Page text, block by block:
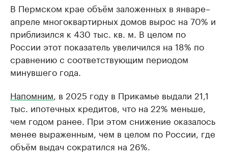
В Пермском крае объём заложенных в январе–
апреле многоквартирных домов вырос на 70% и
приблизился к 430 тыс. кв. м. В целом по
России этот показатель увеличился на 18% по
сравнению с соответствующим периодом
минувшего года.
Напомним , в 2025 году в Прикамье выдали 21,1
тыс. ипотечных кредитов, что на 22% меньше,
чем годом ранее. При этом снижение оказалось
менее выраженным, чем в целом по России, где
объём выдач сократился на 26%.